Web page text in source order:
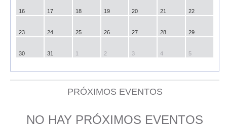
16 17 18 19 20 21 22
23 24 25 26 27 28 29
30 31 1 2 3 4 5
PRÓXIMOS EVENTOS
NO HAY PRÓXIMOS EVENTOS